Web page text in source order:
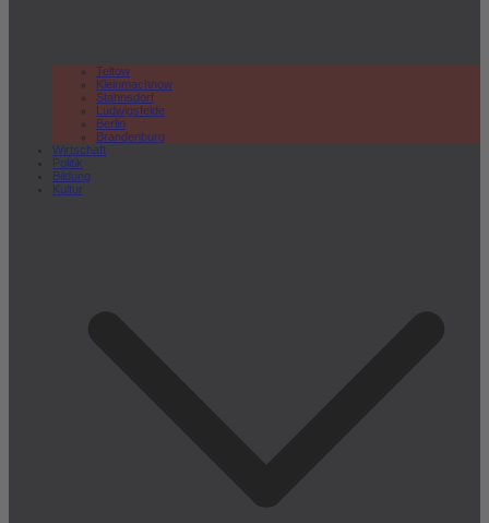
Teltow
Kleinmachnow
Stahnsdorf
Ludwigsfelde
Berlin
Brandenburg
Wirtschaft
Politik
Bildung
Kultur